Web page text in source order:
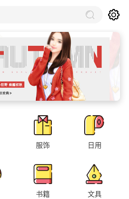
服饰 日用
书籍 文具